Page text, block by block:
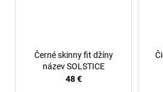
Černé skinny fit džíny
název SOLSTICE
48 €